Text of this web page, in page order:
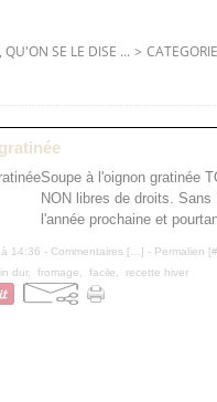
SE LE DISE ... >
Soupe à l'oignon gratinée
NON libres de droits.
l'année prochaine et
14:36 - Commentaires [ ] - Permalien [#
dur, fromage facile recette hiver